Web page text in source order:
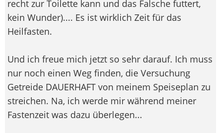
recht zur Toilette kann und das Falsche futtert,
kein Wunder).... Es ist wirklich Zeit für das
Heilfasten.
Und ich freue mich jetzt so sehr darauf. Ich muss
nur noch einen Weg finden, die Versuchung
Getreide DAUERHAFT von meinem Speiseplan zu
streichen. Na, ich werde mir während meiner
Fastenzeit was dazu überlegen...